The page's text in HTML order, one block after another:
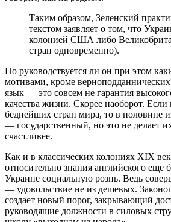
Таким образом, Зеленский
текстом заявляет о том, что
колонией США либо
стран одновременно).
Но руководствуется ли он при этом
мотивами, кроме
язык — это совсем не гарантия
качества жизни. Скорее наоборот. Если
беднейших стран мира, то в половине
— государственный, но это не делает
счастливее.
Как и в классических колониях XIX
относительно знания английского еще
Украине социальную рознь. Ведь
— удовольствие не из дешевых.
создает новый порог, закрывающий
руководящие должности в силовых